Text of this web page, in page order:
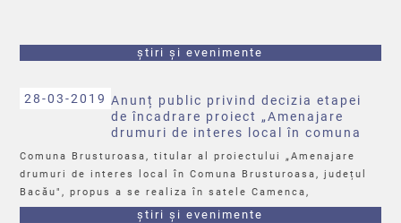
știri și evenimente
28-03-2019 Anunț public privind decizia etapei
de încadrare proiect „Amenajare
drumuri de interes local în comuna
Brusturoasa”
Comuna Brusturoasa, titular al proiectului „Amenajare
drumuri de interes local în Comuna Brusturoasa, județul
Bacău", propus a se realiza în satele Camenca,
Hângănești și Brusturoasa anunță publicul interesat
știri și evenimente